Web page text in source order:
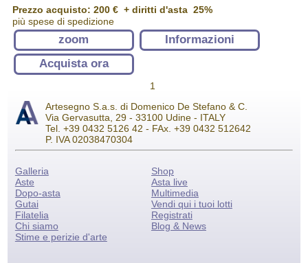
Prezzo acquisto: 200 €+ diritti d'asta 25%
più spese di spedizione
zoom
Informazioni
Acquista ora
1
Artesegno S.a.s. di Domenico De Stefano & C.
Via Gervasutta, 29 - 33100 Udine - ITALY
Tel. +39 0432 5126 42 - FAx. +39 0432 512642
P. IVA 02038470304
Galleria
Aste
Dopo-asta
Gutai
Filatelia
Chi siamo
Stime e perizie d'arte
Shop
Asta live
Multimedia
Vendi qui i tuoi lotti
Registrati
Blog & News